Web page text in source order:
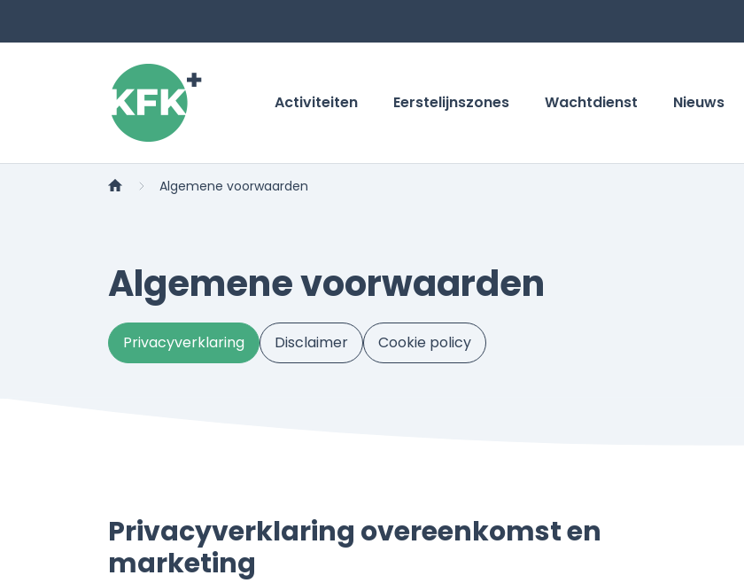
Activiteiten Eerstelijnszones Wachtdienst Nieuws
Algemene voorwaarden
Algemene voorwaarden
Privacyverklaring Disclaimer Cookie policy
Privacyverklaring overeenkomst en
marketing